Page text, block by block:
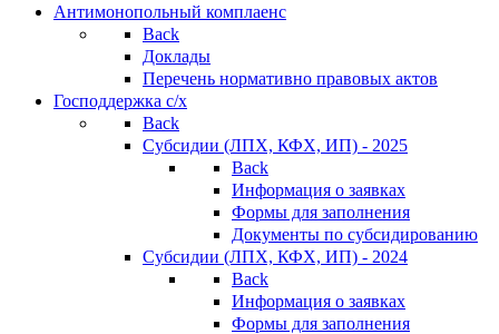
Антимонопольный комплаенс
Back
Доклады
Перечень нормативно правовых актов
Господдержка с/х
Back
Субсидии (ЛПХ, КФХ, ИП) - 2025
Back
Информация о заявках
Формы для заполнения
Документы по субсидированию
Субсидии (ЛПХ, КФХ, ИП) - 2024
Back
Информация о заявках
Формы для заполнения